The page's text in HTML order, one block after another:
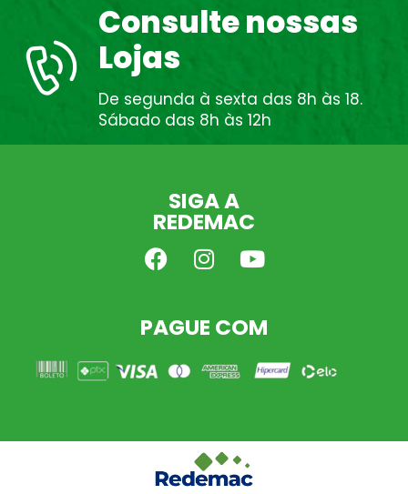
Consulte nossas
Lojas
De segunda à sexta das 8h às 18.
Sábado das 8h às 12h
SIGA A
REDEMAC
PAGUE COM